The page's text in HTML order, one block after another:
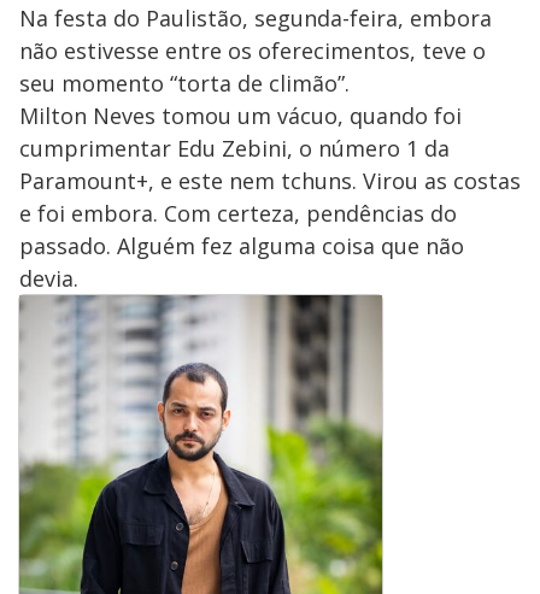
Na festa do Paulistão, segunda-feira, embora
não estivesse entre os oferecimentos, teve o
seu momento “torta de climão”.
Milton Neves tomou um vácuo, quando foi
cumprimentar Edu Zebini, o número 1 da
Paramount+, e este nem tchuns. Virou as costas
e foi embora. Com certeza, pendências do
passado. Alguém fez alguma coisa que não
devia.